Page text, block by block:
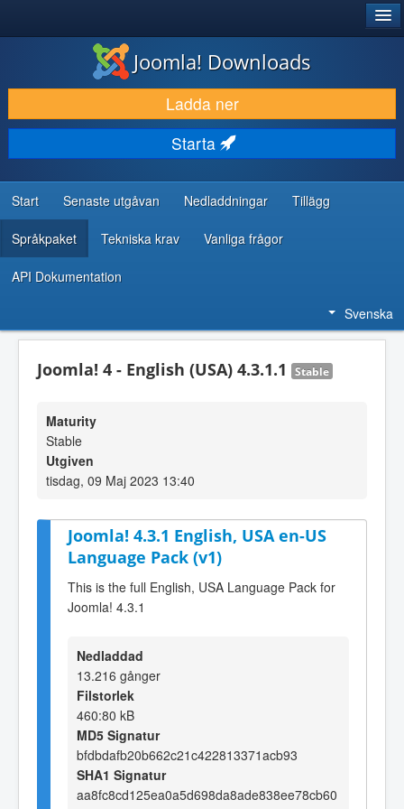
LADDA NER & UTÖKA
UPPTÄCK & LÄR
GEMENSKAP & SUPPORT
RESURSER FÖR UTVECKLARE
Joomla! Downloads
Ladda ner
Starta
Start Senaste utgåvan Nedladdningar Tillägg
Språkpaket Tekniska krav Vanliga frågor
API Dokumentation
Svenska
Joomla! 4 - English (USA) 4.3.1.1 Stable
Maturity
Stable
Utgiven
tisdag, 09 Maj 2023 13:40
Joomla! 4.3.1 English, USA en-US
Language Pack (v1)
This is the full English, USA Language Pack for
Joomla! 4.3.1
Nedladdad
13.216 gånger
Filstorlek
460:80 kB
MD5 Signatur
bfdbdafb20b662c21c422813371acb93
SHA1 Signatur
aa8fc8cd125ea0a5d698da8ade838ee78cb60